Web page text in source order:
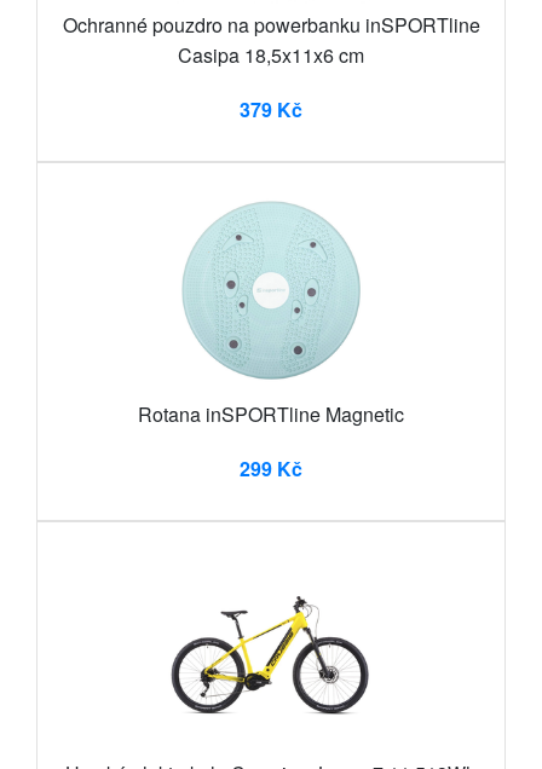
Ochranné pouzdro na powerbanku inSPORTline
Casipa 18,5x11x6 cm
379 Kč
Rotana inSPORTline Magnetic
299 Kč